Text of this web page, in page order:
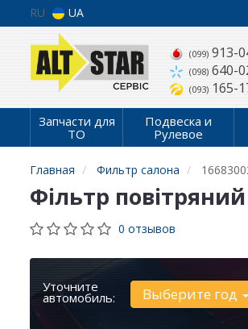
RU UA
(099)913-
(098)640-
(093)165-
Запчасти для
ТО
Подвеска и
Рулевое
Главная Фильтр салона
Фільтр повітряний
0 отзывов
Уточните
автомобиль: Выберите год